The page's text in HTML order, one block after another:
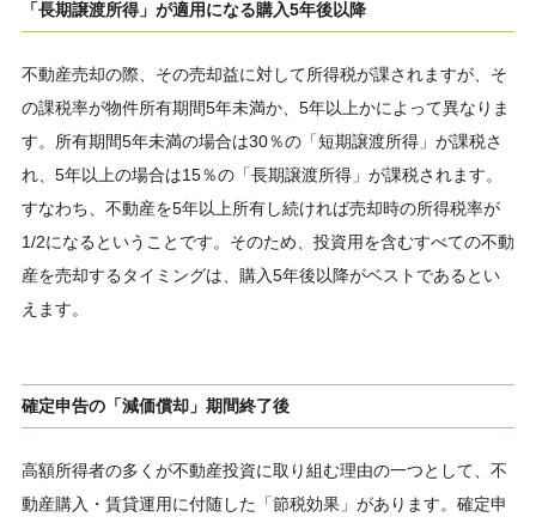
「長期譲渡所得」が適用になる購入5年後以降
不動産売却の際、その売却益に対して所得税が課されますが、そ
の課税率が物件所有期間5年未満か、5年以上かによって異なりま
す。所有期間5年未満の場合は30％の「短期譲渡所得」が課税さ
れ、5年以上の場合は15％の「長期譲渡所得」が課税されます。
すなわち、不動産を5年以上所有し続ければ売却時の所得税率が
1/2になるということです。そのため、投資用を含むすべての不動
産を売却するタイミングは、購入5年後以降がベストであるとい
えます。
確定申告の「減価償却」期間終了後
高額所得者の多くが不動産投資に取り組む理由の一つとして、不
動産購入・賃貸運用に付随した「節税効果」があります。確定申